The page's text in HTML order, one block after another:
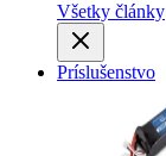
Všetky články
Príslušenstvo